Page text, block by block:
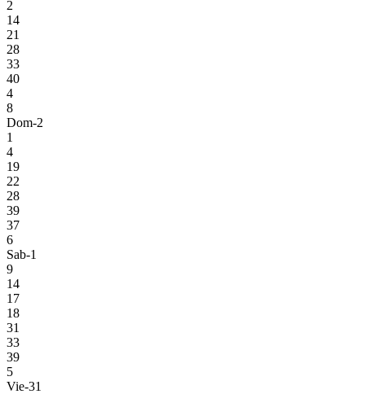
2
14
21
28
33
40
4
8
Dom-2
1
4
19
22
28
39
37
6
Sab-1
9
14
17
18
31
33
39
5
Vie-31